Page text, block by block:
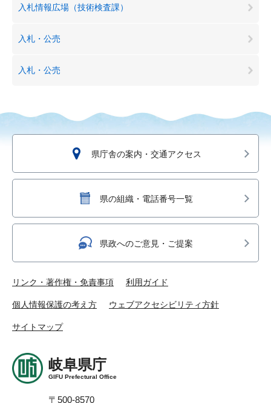
入札情報広場（技術検査課）
入札・公売
入札・公売
県庁舎の案内・交通アクセス
県の組織・電話番号一覧
県政へのご意見・ご提案
リンク・著作権・免責事項 利用ガイド
個人情報保護の考え方 ウェブアクセシビリティ方針
サイトマップ
岐阜県庁
GIFU Prefectural Office
〒500-8570